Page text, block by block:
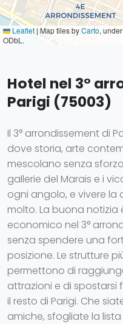
Leaflet |Map tiles byCarto,
ODbL.
Hotel nel 3°
Parigi (75003)
Il 3° arrondissement di
dove storia, arte
mescolano senza
gallerie del Marais e i
ogni angolo, e vivere la
molto. La buona
economico nel 3°
senza spendere una
posizione. Le strutture
permettono di
attrazioni e di spostarsi
il resto di Parigi. Che
amiche, sfogliate la